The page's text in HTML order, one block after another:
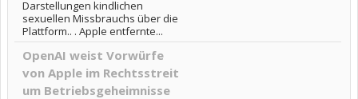
Darstellungen kindlichen
sexuellen Missbrauchs über die
Plattform.. . Apple entfernte...
OpenAI weist Vorwürfe
von Apple im Rechtsstreit
um Betriebsgeheimnisse